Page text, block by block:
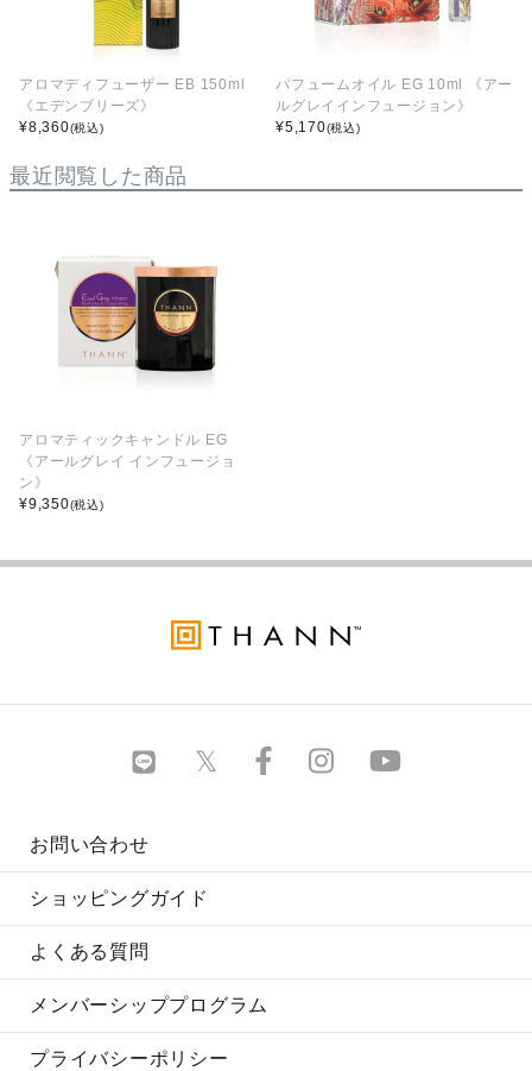
アロマディフューザー EB 150ml
《エデンブリーズ》
¥8,360(税込)
パフュームオイル EG 10ml 《アー
ルグレイインフュージョン》
¥5,170(税込)
最近閲覧した商品
アロマティックキャンドル EG
《アールグレイ インフュージョ
ン》
¥9,350(税込)
お問い合わせ
ショッピングガイド
よくある質問
メンバーシッププログラム
プライバシーポリシー